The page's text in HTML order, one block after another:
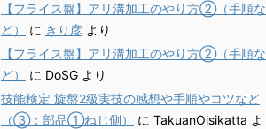
【フライス盤】アリ溝加工のやり方②（手順な
ど）
に きり彦 より
【フライス盤】アリ溝加工のやり方②（手順な
ど）
に DoSG より
技能検定 旋盤2級実技の感想や手順やコツなど
（③：部品①ねじ側）
に TakuanOisikatta よ